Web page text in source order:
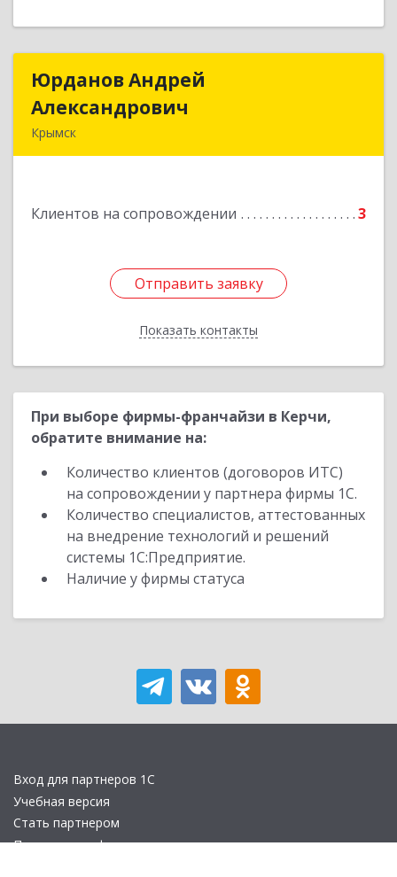
Юрданов Андрей
Александрович
Крымск
Клиентов на сопровождении 3
Отправить заявку
Показать контакты
Юрданов Андрей
Подробнее
Отправить заявку
Назад
При выборе фирмы-франчайзи в Керчи,
обратите внимание на:
Количество клиентов (договоров ИТС)
на сопровождении у партнера фирмы 1С.
Количество специалистов, аттестованных
на внедрение технологий и решений
системы 1С:Предприятие.
Наличие у фирмы статуса
Вход для партнеров 1С
Учебная версия
Стать партнером
Политика конфиденциальности